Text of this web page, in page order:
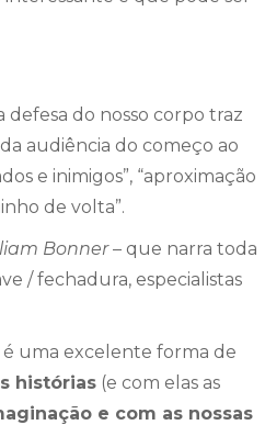
defesa do nosso corpo traz
audiência do começo ao
e inimigos”, “aproximação
de volta”.
Bonner– que narra toda
/ fechadura, especialistas
é uma excelente forma de
histórias (e com elas as
e com as nossas